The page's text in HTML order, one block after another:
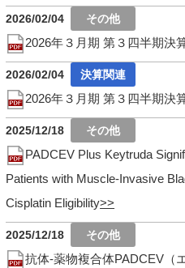
2026/02/04
2026年３月期 第３四半期決
2026/02/04
2026年３月期 第３四半期決
2025/12/18
PADCEV Plus Keytruda
Patients with Muscle-Invasive
Cisplatin Eligibility
2025/12/18
抗体-薬物複合体PADCEV